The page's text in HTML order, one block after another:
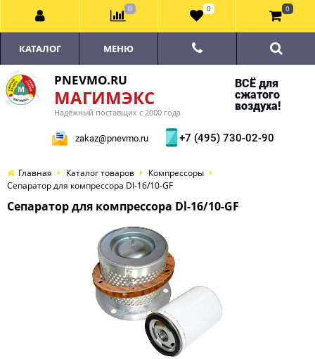
PNEVMO.RU
МАГИМЭКС
Надёжный поставщик с 2000 года
ВСЁ для
сжатого
воздуха!
zakaz@pnevmo.ru +7 (495) 730-02-90
КАТАЛОГ МЕНЮ
Главная Каталог товаров
Компрессоры
Сепаратор для компрессора Dl-16/10-GF
Сепаратор для компрессора Dl-16/10-GF
0 0 0